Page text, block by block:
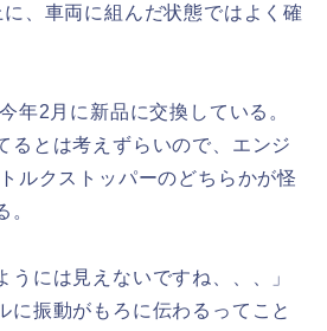
、車両に組んだ状態ではよく確
年2月に新品に交換している。
るとは考えずらいので、エンジ
ルクストッパーのどちらかが怪
。
うには見えないですね、、、」
に振動がもろに伝わるってこと